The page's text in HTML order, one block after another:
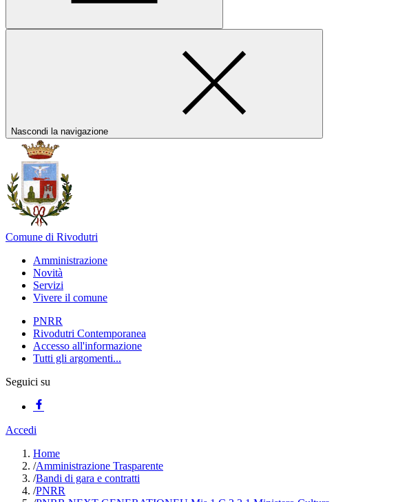
Nascondi la navigazione
Comune di Rivodutri
Amministrazione
Novità
Servizi
Vivere il comune
PNRR
Rivodutri Contemporanea
Accesso all'informazione
Tutti gli argomenti...
Seguici su
Accedi
Home
/Amministrazione Trasparente
/Bandi di gara e contratti
/PNRR